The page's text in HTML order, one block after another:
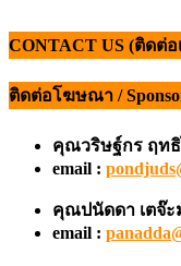
CONTACT US (ติดต่อ
ติดต่อโฆษณา /
คุณวริษฐ์กร ฤท
email :
คุณปนัดดา เตจ๊ะ
email :